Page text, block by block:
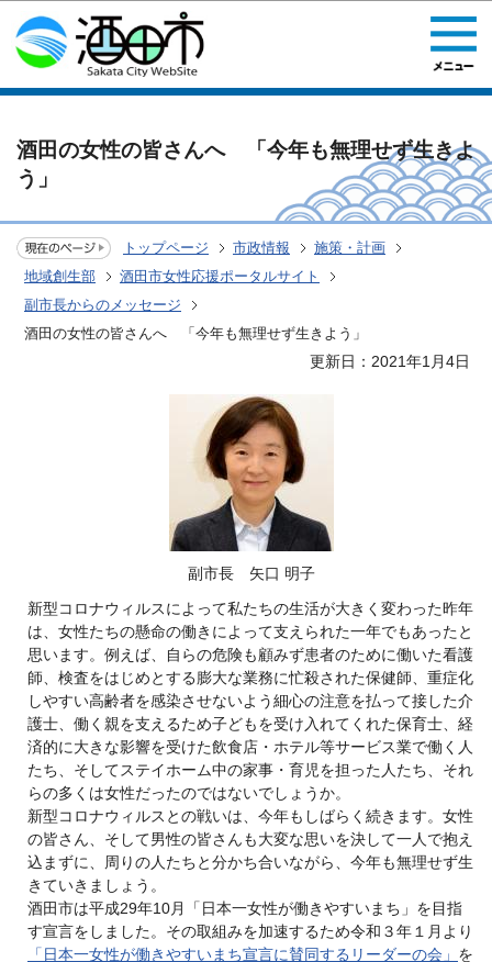
このページの本文へ移動
酒田の女性の皆さんへ 「今年も無理せず生きよ
う」
トップページ 市政情報
施策・計画
地域創生部
酒田市女性応援ポータルサイト
副市長からのメッセージ
酒田の女性の皆さんへ 「今年も無理せず生きよう」
更新日：2021年1月4日
副市長 矢口 明子
新型コロナウィルスによって私たちの生活が大きく変わった昨年
は、女性たちの懸命の働きによって支えられた一年でもあったと
思います。例えば、自らの危険も顧みず患者のために働いた看護
師、検査をはじめとする膨大な業務に忙殺された保健師、重症化
しやすい高齢者を感染させないよう細心の注意を払って接した介
護士、働く親を支えるため子どもを受け入れてくれた保育士、経
済的に大きな影響を受けた飲食店・ホテル等サービス業で働く人
たち、そしてステイホーム中の家事・育児を担った人たち、それ
らの多くは女性だったのではないでしょうか。
新型コロナウィルスとの戦いは、今年もしばらく続きます。女性
の皆さん、そして男性の皆さんも大変な思いを決して一人で抱え
込まずに、周りの人たちと分かち合いながら、今年も無理せず生
きていきましょう。
酒田市は平成29年10月「日本一女性が働きやすいまち」を目指
す宣言をしました。その取組みを加速するため令和３年１月より
「日本一女性が働きやすいまち宣言に賛同するリーダーの会」 を